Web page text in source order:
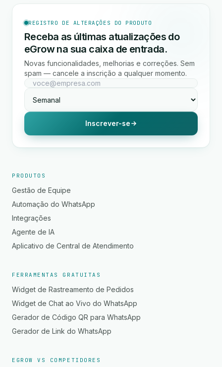
REGISTRO DE ALTERAÇÕES DO PRODUTO
Receba as últimas atualizações do
eGrow na sua caixa de entrada.
Novas funcionalidades, melhorias e correções. Sem
spam — cancele a inscrição a qualquer momento.
Inscrever-se
PRODUTOS
Gestão de Equipe
Automação do WhatsApp
Integrações
Agente de IA
Aplicativo de Central de Atendimento
FERRAMENTAS GRATUITAS
Widget de Rastreamento de Pedidos
Widget de Chat ao Vivo do WhatsApp
Gerador de Código QR para WhatsApp
Gerador de Link do WhatsApp
EGROW VS COMPETIDORES